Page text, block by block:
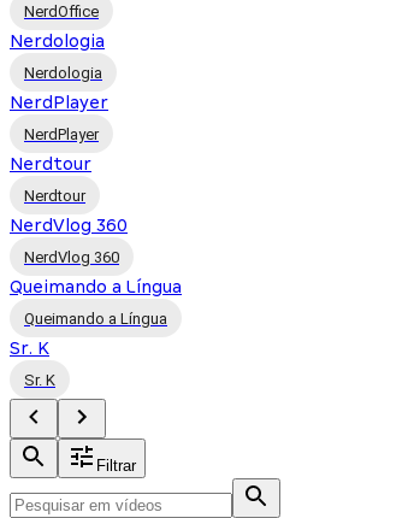
NerdOffice
Nerdologia
Nerdologia
NerdPlayer
NerdPlayer
Nerdtour
Nerdtour
NerdVlog 360
NerdVlog 360
Queimando a Língua
Queimando a Língua
Sr. K
Sr. K
Filtrar